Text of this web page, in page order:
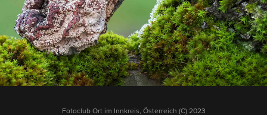
Fotoclub Ort im Innkreis, Österreich (C) 2023